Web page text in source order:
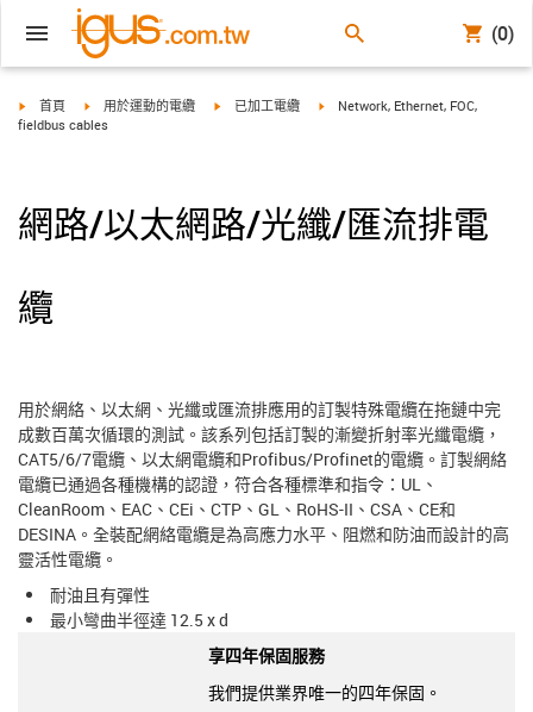
(0)
igus-icon-arrow-right
首頁 igus-icon-arrow-right
用於運動的電纜 igus-icon-arrow-right
已加工電纜 igus-icon-arrow-right
Network, Ethernet, FOC,
fieldbus cables
網路/以太網路/光纖/匯流排電
纜
用於網絡、以太網、光纖或匯流排應用的訂製特殊電纜在拖鏈中完
成數百萬次循環的測試。該系列包括訂製的漸變折射率光纖電纜，
CAT5/6/7電纜、以太網電纜和Profibus/Profinet的電纜。訂製網絡
電纜已通過各種機構的認證，符合各種標準和指令：UL、
CleanRoom、EAC、CEi、CTP、GL、RoHS-II、CSA、CE和
DESINA。全裝配網絡電纜是為高應力水平、阻燃和防油而設計的高
靈活性電纜。
耐油且有彈性
最小彎曲半徑達 12.5 x d
享四年保固服務
我們提供業界唯一的四年保固。